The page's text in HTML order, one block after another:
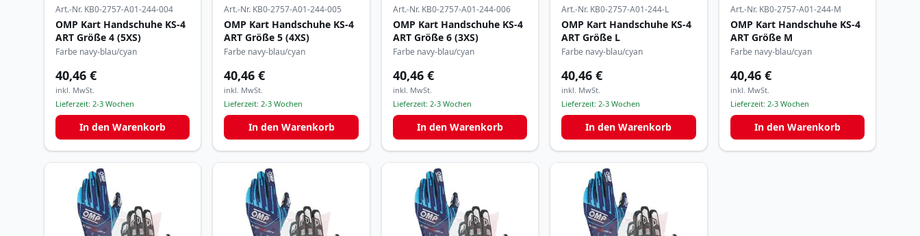
Art.-Nr. KB0-2757-A01-244-004
OMP Kart Handschuhe KS-4
ART Größe 4 (5XS)
Farbe navy-blau/cyan
40,46 €
inkl. MwSt.
Lieferzeit: 2-3 Wochen
In den Warenkorb
Art.-Nr. KB0-2757-A01-244-005
OMP Kart Handschuhe KS-4
ART Größe 5 (4XS)
Farbe navy-blau/cyan
40,46 €
inkl. MwSt.
Lieferzeit:2-3 Wochen
In den Warenkorb
Art.-Nr. KB0-2757-A01-244-006
OMP Kart Handschuhe KS-4
ART Größe 6 (3XS)
Farbe navy-blau/cyan
40,46 €
inkl. MwSt.
Lieferzeit: 2-3 Wochen
In den Warenkorb
Art.-Nr. KB0-2757-A01-244-L
OMP Kart Handschuhe KS-4
ART Größe L
Farbe navy-blau/cyan
40,46 €
inkl. MwSt.
Lieferzeit:2-3 Wochen
In den Warenkorb
Art.-Nr. KB0-2757-A01-244-M
OMP Kart Handschuhe KS-4
ART Größe M
Farbe navy-blau/cyan
40,46 €
inkl. MwSt.
Lieferzeit: 2-3 Wochen
In den Warenkorb